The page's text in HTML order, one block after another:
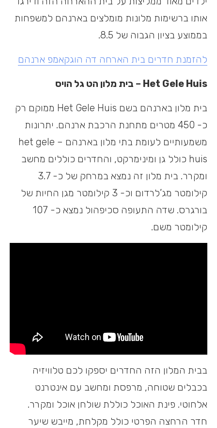
אותו ברשימות מלונות מומלצים בארנהם למשפחות
בממוצע בציון הגבוה של 8.5.
להזמנת חדרים בית הארחה דה הוגקאמפ ארנהם
Het Gele Huis – בית מלון הט גל הויס
בית מלון בארנהם בשם Het Gele Huis ממוקם רק
כ- 450 מטרים מתחנת הרכבת ארנהם. יתרונות
משמעותיים לעומת בתי מלון בארנהם – het gele
huis כולל גן ומינימרקט, והחדרים כוללים מחשב
ומקרר. בית מלון זה נמצא במרחק של כ- 3.7
קילומטר מג’לרדום וכ- 3 קילומטר מגן החיות של
בורגרס. שדה התעופה סכיפהול נמצא כ- 107
קילומטר משם.
בבית המלון הזה החדרים יספקו לכם טלוויזיה
בכבלים שטוחה, מרפסת ומחשב עם אינטרנט
אלחוטי. פינת האוכל כוללת שולחן אוכל ומקרר.
חדר הרחצה הפרטי כולל מקלחת, מייבש שיער